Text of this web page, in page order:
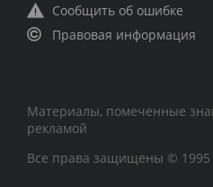
Сообщить об ошибке
Правовая информация
Материалы, помеченные
рекламой
Все права защищены © 1995